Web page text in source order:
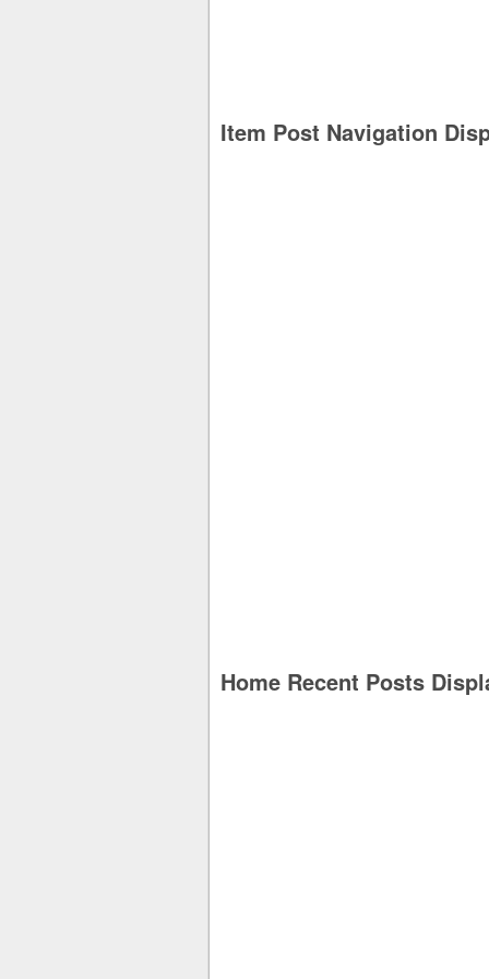
Item Post Navigation
Home Recent Posts